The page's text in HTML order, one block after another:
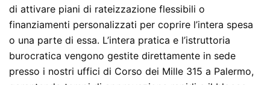
di attivare piani di rateizzazione flessibili o
finanziamenti personalizzati per coprire l’intera spesa
o una parte di essa. L’intera pratica e l’istruttoria
burocratica vengono gestite direttamente in sede
presso i nostri uffici di Corso dei Mille 315 a Palermo,